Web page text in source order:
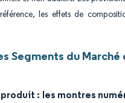
les effets de
Segments du Marché
: les montres